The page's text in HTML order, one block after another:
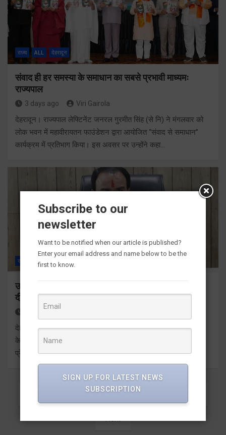
राज्य ALL देहरादून
संवाद ही हर समस्या के समाधान का सबसे प्रभावी माध्यमः
राज्यपाल
3 days ago Viri Gairola
देहरादून। राज्यपाल लेफ्टिनेंट जनरल गुरमीत सिंह (से नि) ने मंगलवार को
लोक भवन में महावीरायतन फाउंडेशन द्वारा आयोजित ‘‘संवाद से समाधान’’
कार्यक्रम में प्रतिभाग किया। इस अवसर पर उन्होंने कहा…
राज्य ALL देहरादून
उत्तराखंड के ‘पूर्ण साक्षर राज्य’ बनने पर केन्द्रीय शिक्षा मंत्री ने
दी बधाई
देहरादून। उत्तराखण्ड के ‘पूर्ण साक्षर राज्य’ की ऐतिहासिक उपलब्धि पर
केन्द्रीय शिक्षा मंत्री प्रह्लाद जोशी ने राज्य सरकार को बधाई व शुभकामनाएं
प्रेषित की हैं। उन्होंने इस ऐतिहासिक उपलब्धि को…
pagination
2 3
Next
Subscribe to our
newsletter
Want to be notified when our article is published?
Enter your email address and name below to be the
first to know.
SIGN UP FOR LATEST NEWS
SUBSCRIPTION